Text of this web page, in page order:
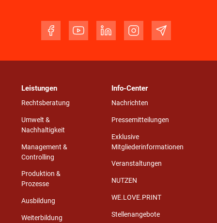
Leistungen
Rechtsberatung
Umwelt &
Nachhaltigkeit
Management &
Controlling
Produktion &
Prozesse
Ausbildung
Weiterbildung
Info-Center
Nachrichten
Pressemitteilungen
Exklusive
Mitgliederinformationen
Veranstaltungen
NUTZEN
WE.LOVE.PRINT
Stellenangebote